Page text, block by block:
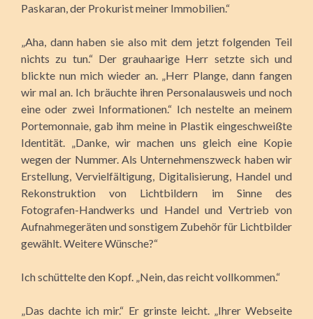
Paskaran, der Prokurist meiner Immobilien.“
„Aha, dann haben sie also mit dem jetzt folgenden Teil
nichts zu tun.“ Der grauhaarige Herr setzte sich und
blickte nun mich wieder an. „Herr Plange, dann fangen
wir mal an. Ich bräuchte ihren Personalausweis und noch
eine oder zwei Informationen.“ Ich nestelte an meinem
Portemonnaie, gab ihm meine in Plastik eingeschweißte
Identität. „Danke, wir machen uns gleich eine Kopie
wegen der Nummer. Als Unternehmenszweck haben wir
Erstellung, Vervielfältigung, Digitalisierung, Handel und
Rekonstruktion von Lichtbildern im Sinne des
Fotografen-Handwerks und Handel und Vertrieb von
Aufnahmegeräten und sonstigem Zubehör für Lichtbilder
gewählt. Weitere Wünsche?“
Ich schüttelte den Kopf. „Nein, das reicht vollkommen.“
„Das dachte ich mir.“ Er grinste leicht. „Ihrer Webseite